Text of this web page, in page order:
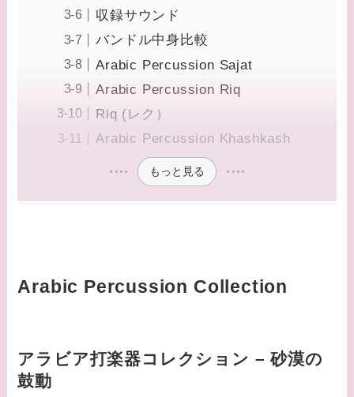
収録サウンド
バンドル中身比較
Arabic Percussion Sajat
Arabic Percussion Riq
Riq (レク）
Arabic Percussion Khashkash
もっと見る
Arabic Percussion Collection
アラビア打楽器コレクション – 砂漠の
鼓動